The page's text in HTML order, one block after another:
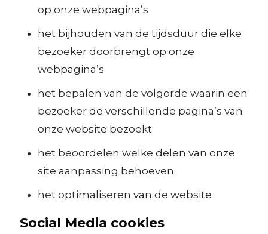
op onze webpagina’s
het bijhouden van de tijdsduur die elke
bezoeker doorbrengt op onze
webpagina’s
het bepalen van de volgorde waarin een
bezoeker de verschillende pagina’s van
onze website bezoekt
het beoordelen welke delen van onze
site aanpassing behoeven
het optimaliseren van de website
Social Media cookies